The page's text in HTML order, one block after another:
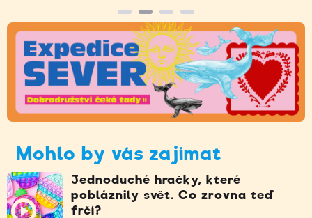
Mohlo by vás zajímat
Jednoduché hračky, které
pobláznily svět. Co zrovna teď
frčí?